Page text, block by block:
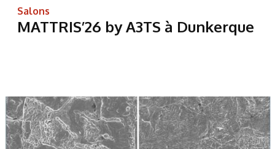
Salons
MATTRIS’26 by A3TS à Dunkerque